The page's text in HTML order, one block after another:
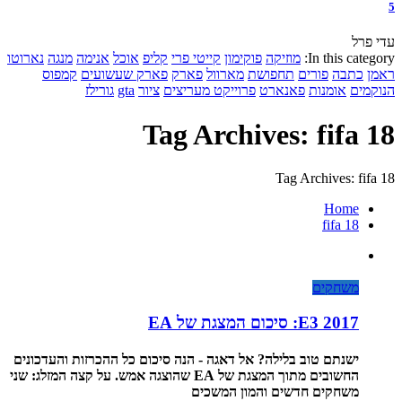
5
עדי פרל
In this category: מוזיקה פוקימון קייטי פרי קליפ אוכל אנימה מנגה נארוטו
ראמן כתבה פורים תחפושת מארוול פארק פארק שעשועים קמפוס
הנוקמים אומנות פאנארט פרוייקט מעריצים ציור gta גורילז
Tag Archives: fifa 18
Tag Archives: fifa 18
Home
fifa 18
משחקים
E3 2017: סיכום המצגת של EA
ישנתם טוב בלילה? אל דאגה - הנה סיכום כל ההכרזות והעדכונים
החשובים מתוך המצגת של EA שהוצגה אמש. על קצה המזלג: שני
משחקים חדשים והמון המשכים